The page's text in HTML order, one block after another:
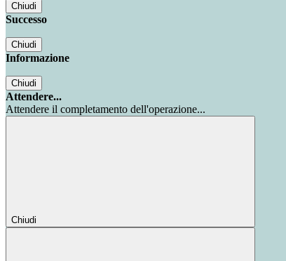
Chiudi
Successo
Chiudi
Informazione
Chiudi
Attendere...
Attendere il completamento dell'operazione...
Chiudi